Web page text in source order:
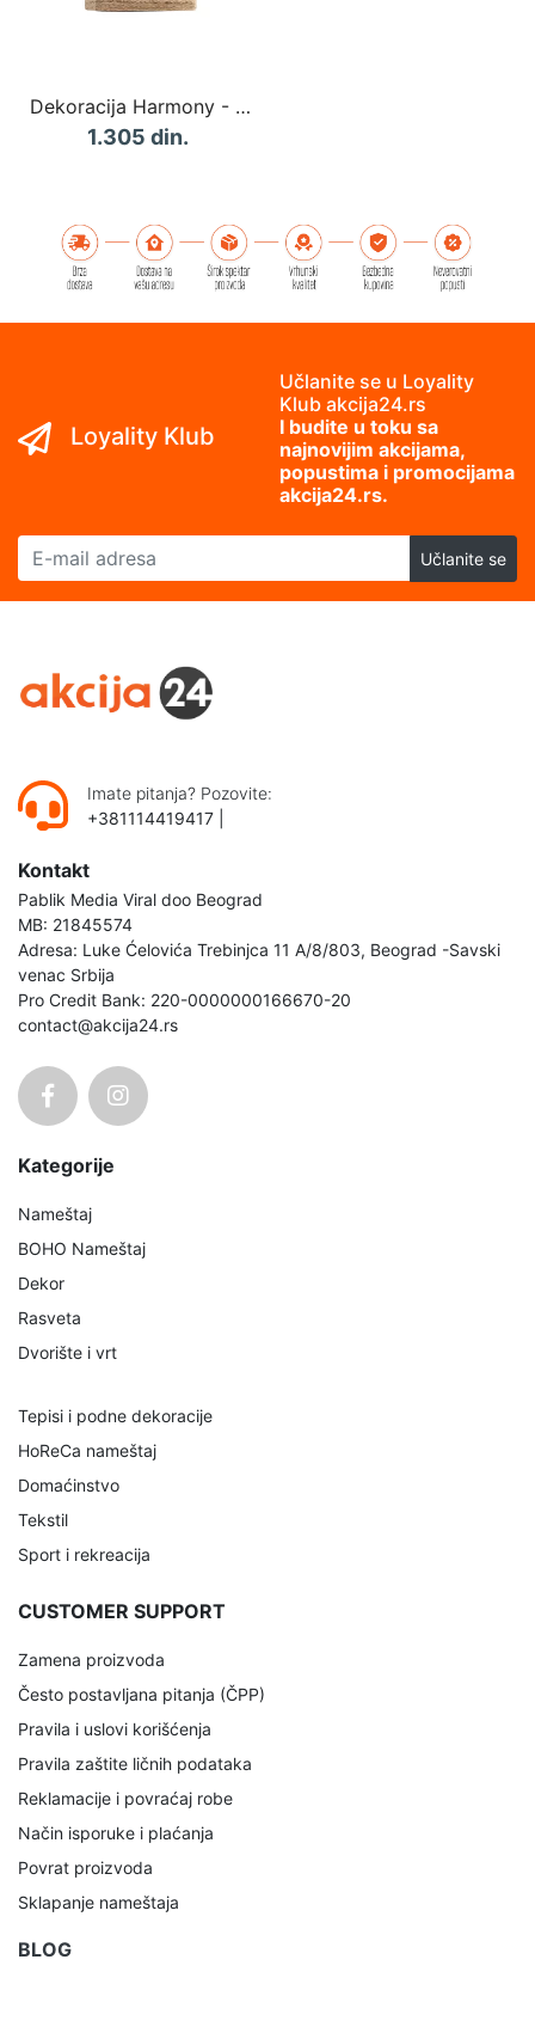
Dekoracija Harmony - Grey
1.305 din.
Loyality Klub
Učlanite se u Loyality
Klub akcija24.rs
I budite u toku sa
najnovijim akcijama,
popustima i promocijama
akcija24.rs.
E-mail adresa
Učlanite se
Imate pitanja? Pozovite:
+381114419417
Kontakt
Pablik Media Viral doo Beograd
MB: 21845574
Adresa: Luke Ćelovića Trebinjca 11 A/8/803, Beograd -Savski
venac Srbija
Pro Credit Bank: 220-0000000166670-20
contact@akcija24.rs
Kategorije
Nameštaj
BOHO Nameštaj
Dekor
Rasveta
Dvorište i vrt
Tepisi i podne dekoracije
HoReCa nameštaj
Domaćinstvo
Tekstil
Sport i rekreacija
CUSTOMER SUPPORT
Zamena proizvoda
Često postavljana pitanja (ČPP)
Pravila i uslovi korišćenja
Pravila zaštite ličnih podataka
Reklamacije i povraćaj robe
Način isporuke i plaćanja
Povrat proizvoda
Sklapanje nameštaja
BLOG